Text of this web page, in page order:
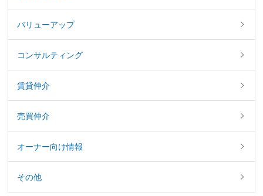
バリューアップ
コンサルティング
賃貸仲介
売買仲介
オーナー向け情報
その他